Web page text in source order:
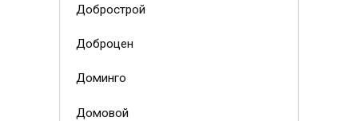
Добрострой
Доброцен
Доминго
Домовой